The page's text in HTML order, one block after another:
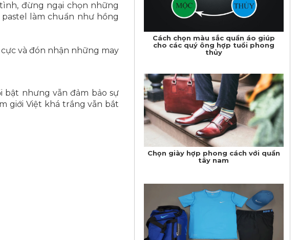
đừng ngại chọn những
làm chuẩn như hồng
và đón nhận những may
bật nhưng vẫn đảm bảo sự
giới Việt khá trắng vẫn bắt
Cách chọn màu sắc quần áo giúp
cho các quý ông hợp tuổi phong
thủy
Chọn giày hợp phong cách với quần
tây nam